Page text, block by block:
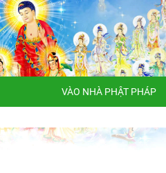
VÀO NHÀ PHẬT PHÁP